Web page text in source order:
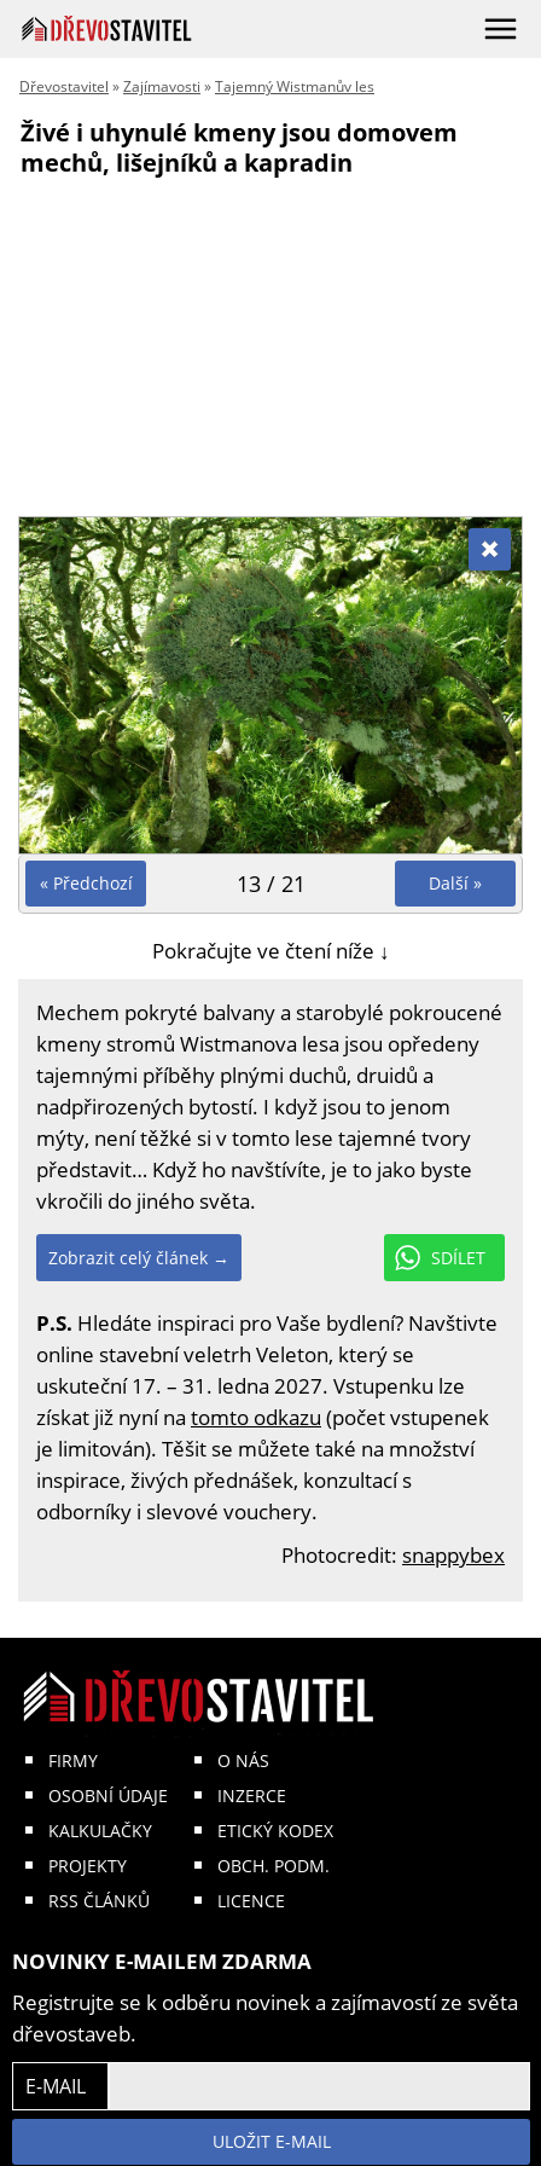
Dřevostavitel »Zajímavosti »Tajemný Wistmanův les
Živé i uhynulé kmeny jsou domovem
mechů, lišejníků a kapradin
« Předchozí Další »
13 / 21
Pokračujte ve čtení níže ↓
Mechem pokryté balvany a starobylé pokroucené
kmeny stromů Wistmanova lesa jsou opředeny
tajemnými příběhy plnými duchů, druidů a
nadpřirozených bytostí. I když jsou to jenom
mýty, není těžké si v tomto lese tajemné tvory
představit… Když ho navštívíte, je to jako byste
vkročili do jiného světa.
SDÍLET
Zobrazit celý článek →
P.S. Hledáte inspiraci pro Vaše bydlení? Navštivte
online stavební veletrh Veleton, který se
uskuteční 17. – 31. ledna 2027. Vstupenku lze
získat již nyní na tomto odkazu (počet vstupenek
je limitován). Těšit se můžete také na množství
inspirace, živých přednášek, konzultací s
odborníky i slevové vouchery.
Photocredit: snappybex
FIRMY
OSOBNÍ ÚDAJE
KALKULAČKY
PROJEKTY
RSS ČLÁNKŮ
O NÁS
INZERCE
ETICKÝ KODEX
OBCH. PODM.
LICENCE
NOVINKY E-MAILEM ZDARMA
Registrujte se k odběru novinek a zajímavostí ze světa
dřevostaveb.
E-MAIL
ULOŽIT E-MAIL